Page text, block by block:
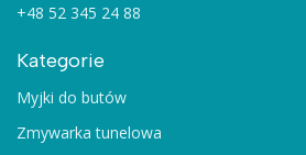
+48 52 345 24 88
Kategorie
Myjki do butów
Zmywarka tunelowa